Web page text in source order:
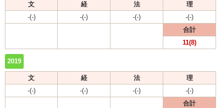
文 経 法
理
-(-)
-(-) -(-)
-(-)
合計
11(8)
2019
文 経 法
理
-(-)
-(-) -(-)
-(-)
合計